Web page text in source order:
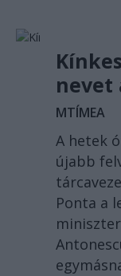
nevet
MTÍMEA
A hetek
újabb
Ponta a